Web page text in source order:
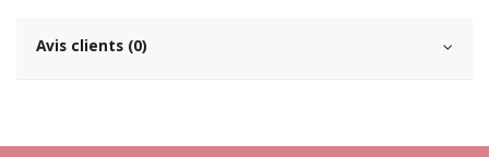
Avis clients (0)